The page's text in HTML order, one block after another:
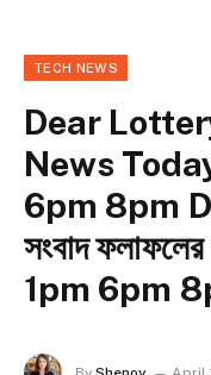
TECH NEWS
Dear
News
6pm 8pm
সংবাদ
1pm 6pm